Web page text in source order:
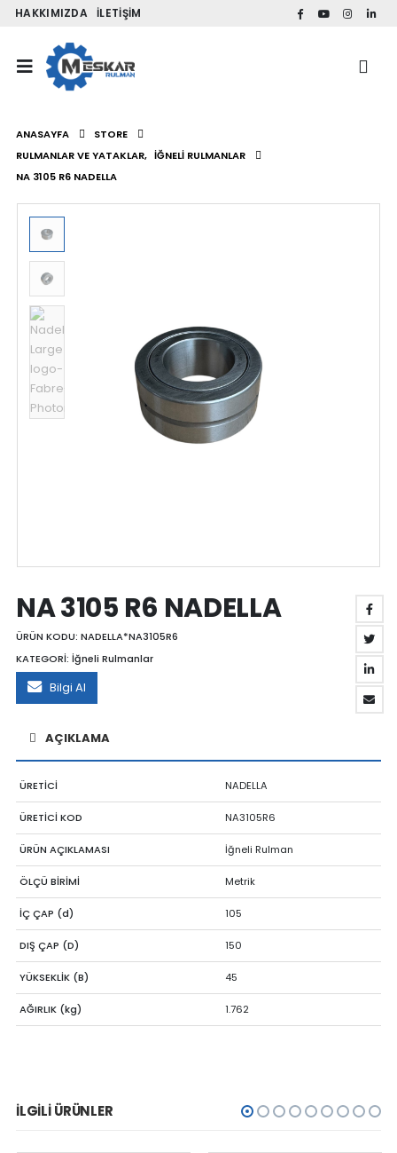
HAKKIMIZDA İLETIŞIM
ANASAYFA
STORE
RULMANLAR VE YATAKLAR, İĞNELI RULMANLAR
NA 3105 R6 NADELLA
NA 3105 R6 NADELLA
ÜRÜN KODU: NADELLA*NA3105R6
KATEGORİ: İğneli Rulmanlar
Bilgi Al
AÇIKLAMA
ÜRETİCİ NADELLA
ÜRETİCİ KOD NA3105R6
ÜRÜN AÇIKLAMASI İğneli Rulman
ÖLÇÜ BİRİMİ Metrik
İÇ ÇAP (d) 105
DIŞ ÇAP (D) 150
YÜKSEKLİK (B) 45
AĞIRLIK (kg) 1.762
İLGILI ÜRÜNLER